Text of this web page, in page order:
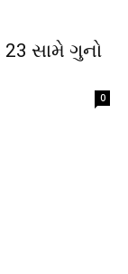
23 સામે ગુનો
0